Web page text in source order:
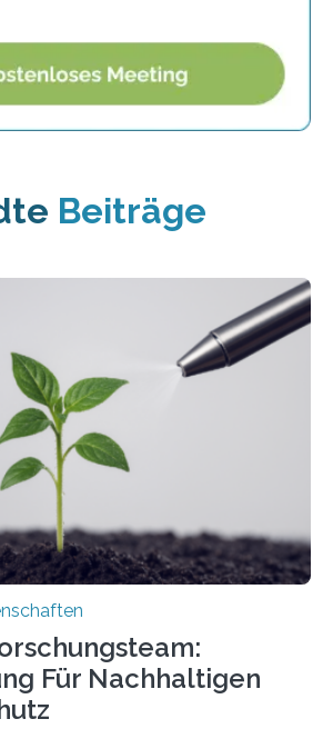
Beiträge
Für Nachhaltigen